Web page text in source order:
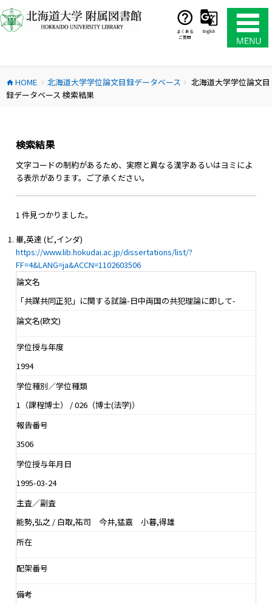
ン
テ
ス
キ
よくある
ご質問
English
home HOME chevron_right 北海道大学学位論文目録データベース chevron_right
北海道大学学位論文目
録データベース 検索結果
検索結果
文字コードの制約があるため、実際と異なる漢字あるいはヨミによ
る表示があります。ご了承ください。
1 件見つかりました。
畢,英達 (ビ,インダ)
https://www.lib.hokudai.ac.jp/dissertations/list/?
FF=4&LANG=ja&ACCN=1102603506
論文名
「共謀共同正犯」に関する試論-日中両国の共犯理論に即して-
論文名(欧文)
学位授与年度
1994
学位種別／学位種類
1（課程博士） / 026（博士(法学)）
報告番号
3506
学位授与年月日
1995-03-24
主査／副査
能勢,弘之 / 白取,祐司 今井,猛嘉 小暮,得雄
所在
配架番号
備考